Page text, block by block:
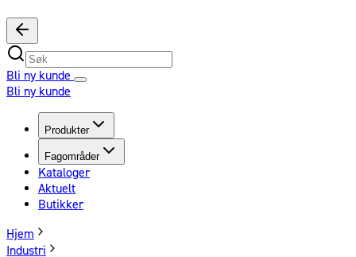
Bli ny kunde
Bli ny kunde
Produkter
Fagområder
Kataloger
Aktuelt
Butikker
Hjem
Industri